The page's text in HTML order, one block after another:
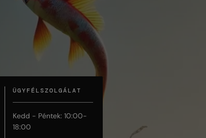
ÜGYFÉLSZOLGÁLAT
Kedd - Péntek: 10:00-
18:00